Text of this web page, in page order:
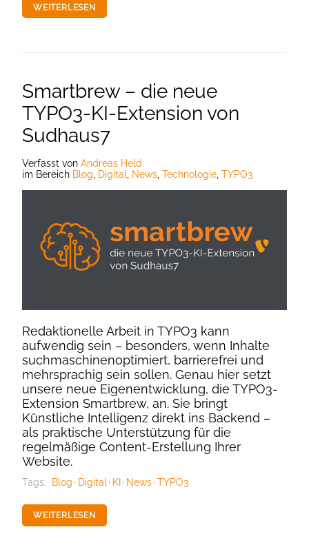
WEITERLESEN
Smartbrew – die neue
TYPO3-KI-Extension von
Sudhaus7
Verfasst von Andreas Held
im Bereich Blog, Digital, News, Technologie, TYPO3
Redaktionelle Arbeit in TYPO3 kann
aufwendig sein – besonders, wenn Inhalte
suchmaschinenoptimiert, barrierefrei und
mehrsprachig sein sollen. Genau hier setzt
unsere neue Eigenentwicklung, die TYPO3-
Extension Smartbrew, an. Sie bringt
Künstliche Intelligenz direkt ins Backend –
als praktische Unterstützung für die
regelmäßige Content-Erstellung Ihrer
Website.
Tags: Blog Digital KI News TYPO3
WEITERLESEN